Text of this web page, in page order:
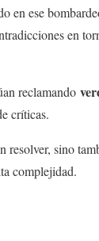
en ese
en
reclamando
críticas.
resolver, sino
complejidad.